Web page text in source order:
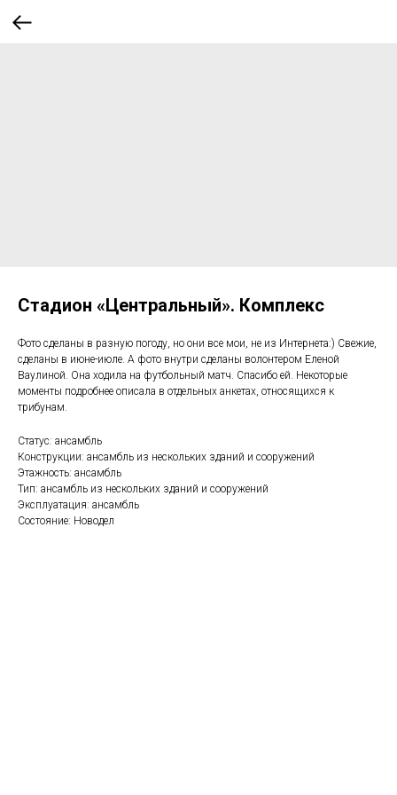
Стадион «Центральный». Комплекс
Фото сделаны в разную погоду, но они все мои, не из Интернета:) Свежие,
сделаны в июне-июле. А фото внутри сделаны волонтером Еленой
Ваулиной. Она ходила на футбольный матч. Спасибо ей. Некоторые
моменты подробнее описала в отдельных анкетах, относящихся к
трибунам.
Статус: ансамбль
Конструкции: ансамбль из нескольких зданий и сооружений
Этажность: ансамбль
Тип: ансамбль из нескольких зданий и сооружений
Эксплуатация: ансамбль
Состояние: Новодел